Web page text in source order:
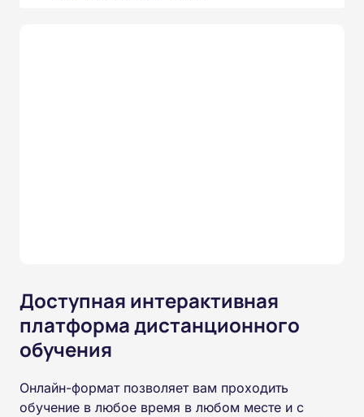
Доступная интерактивная
платформа дистанционного
обучения
Онлайн-формат позволяет вам проходить
обучение в любое время в любом месте и с